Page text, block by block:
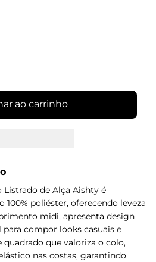
ao carrinho
de Alça Aishty é
poliéster, oferecendo leveza
midi, apresenta design
compor looks casuais e
quadrado que valoriza o colo,
nas costas, garantindo